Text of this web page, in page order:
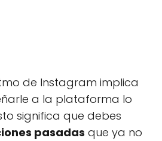
de Instagram implica
a la plataforma lo
significa que debes
pasadas que ya no